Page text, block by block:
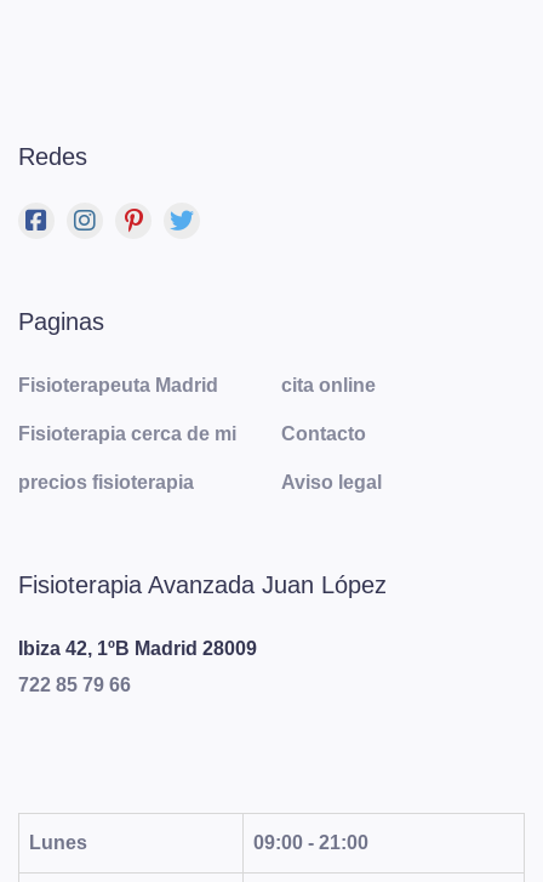
Redes
Paginas
Fisioterapeuta Madrid
Fisioterapia cerca de mi
precios fisioterapia
cita online
Contacto
Aviso legal
Fisioterapia Avanzada Juan López
Ibiza 42, 1ºB Madrid 28009
722 85 79 66
Lunes 09:00 - 21:00